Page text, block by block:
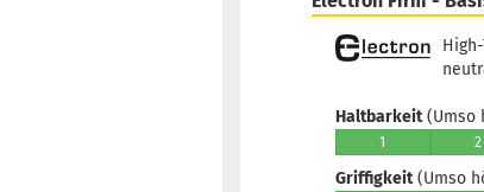
Haltbarkeit(Umso
1 2
Griffigkeit(Umso